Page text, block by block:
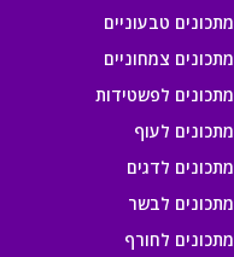
מתכונים טבעוניים
מתכונים צמחוניים
מתכונים לפשטידות
מתכונים לעוף
מתכונים לדגים
מתכונים לבשר
מתכונים לחורף